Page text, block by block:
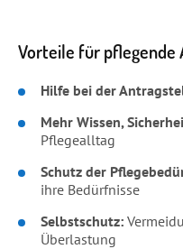
Vorteile für pflegende
Hilfe bei der
Mehr Wissen,
Pflegealltag
Schutz der
ihre Bedürfnisse
Selbstschutz:
Überlastung